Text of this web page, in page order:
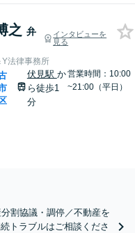
之 弁
インタビューを
見る
法律事務所
伏見駅 か
ら徒歩1
分
営業時間：10:00
~21:00（平日）
割協議・調停／不動産を
トラブルはご相談くださ